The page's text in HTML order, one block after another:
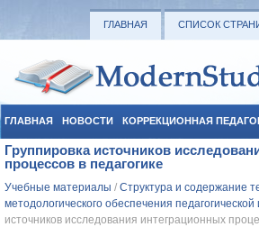
ГЛАВНАЯ СПИСОК
ГЛАВНАЯ НОВОСТИ КОРРЕКЦИОННАЯ
СОЦИАЛЬНАЯ ПЕДАГОГИКА УЧЕБНЫЕ
Группировка источников
процессов в педагогике
Учебные материалы / Структура и содержание
методологического обеспечения педагогической
источников исследования интеграционных